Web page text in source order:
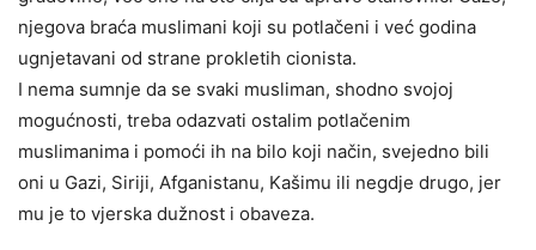
njegova braća muslimani koji su potlačeni i već godina
ugnjetavani od strane prokletih cionista.
I nema sumnje da se svaki musliman, shodno svojoj
mogućnosti, treba odazvati ostalim potlačenim
muslimanima i pomoći ih na bilo koji način, svejedno bili
oni u Gazi, Siriji, Afganistanu, Kašimu ili negdje drugo, jer
mu je to vjerska dužnost i obaveza.